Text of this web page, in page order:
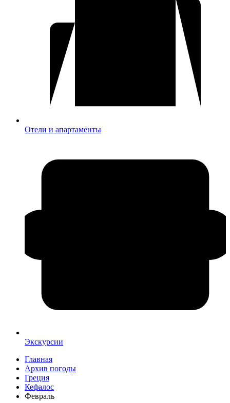
Отели и апартаменты
Экскурсии
Главная
Архив погоды
Греция
Кефалос
Февраль